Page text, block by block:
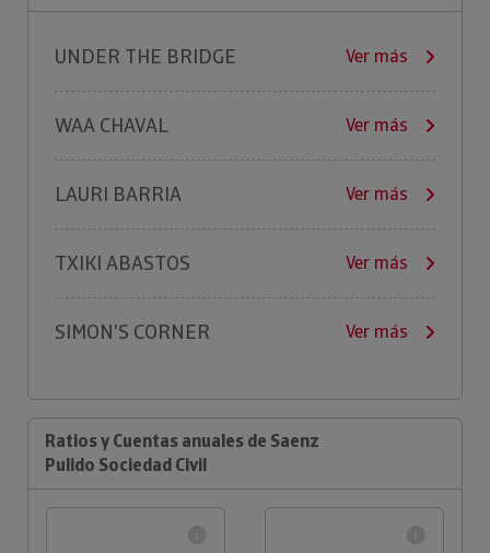
UNDER THE BRIDGE Ver más
WAA CHAVAL Ver más
LAURI BARRIA Ver más
TXIKI ABASTOS Ver más
SIMON'S CORNER Ver más
Ratios y Cuentas anuales de Saenz
Pulido Sociedad Civil